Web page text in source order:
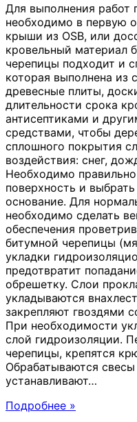
Для выполнения работ
необходимо в первую
крыши из OSB, или
кровельный материал
черепицы подходит и
которая выполнена из
древесные плиты,
длительности срока
антисептиками и
средствами, чтобы
сплошного покрытия
воздействия: снег,
Необходимо правильно
поверхность и
основание. Для
необходимо сделать
обеспечения
битумной черепицы
укладки
предотвратит
обрешетку. Слои
укладываются
закрепляют гвоздями
При необходимости
слой гидроизоляции.
черепицы, крепятся
Обрабатываются
устанавливают…
Подробнее »